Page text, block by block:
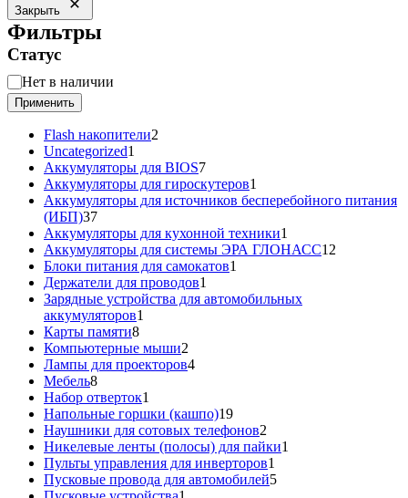
Закрыть
Фильтры
Статус
Статус
Нет в наличии
Применить
Flash накопители2
Uncategorized1
товар
Аккумуляторы для BIOS77
товаров
Аккумуляторы для гироскутеров1
товар
Аккумуляторы для источников бесперебойного питания
(ИБП)3737
товаров
Аккумуляторы для кухонной техники1
товар
Аккумуляторы для системы ЭРА ГЛОНАСС12
Блоки питания для самокатов1
Держатели для проводов1
товар
Зарядные устройства для автомобильных
аккумуляторов1
Карты памяти88
товаров
Компьютерные мыши2
товара
Лампы для проекторов44
Мебель88
товаров
Набор отверток1
товар
Напольные горшки (кашпо)1919
товаров
Наушники для сотовых телефонов2
товара
Никелевые ленты (полосы) для пайки1
Пульты управления для инверторов1
товар
Пусковые провода для автомобилей55